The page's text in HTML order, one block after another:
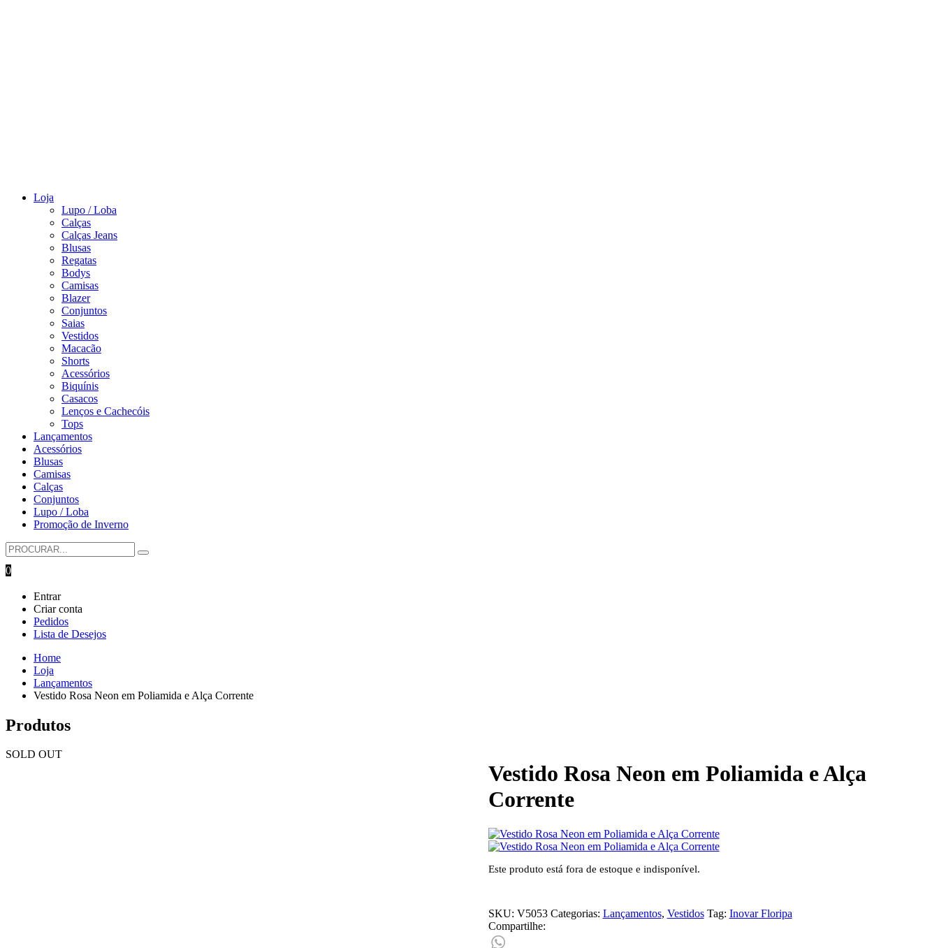
Loja
Lupo / Loba
Calças
Calças Jeans
Blusas
Regatas
Bodys
Camisas
Blazer
Conjuntos
Saias
Vestidos
Macacão
Shorts
Acessórios
Biquínis
Casacos
Lenços e Cachecóis
Tops
Lançamentos
Acessórios
Blusas
Camisas
Calças
Conjuntos
Lupo / Loba
Promoção de Inverno
0
Entrar
Criar conta
Pedidos
Lista de Desejos
Home
Loja
Lançamentos
Vestido Rosa Neon em Poliamida e Alça Corrente
Produtos
SOLD OUT
Vestido Rosa Neon em Poliamida e Alça
Corrente
Este produto está fora de estoque e indisponível.
SKU: V5053 Categorias: Lançamentos, Vestidos Tag: Inovar Floripa
Compartilhe: